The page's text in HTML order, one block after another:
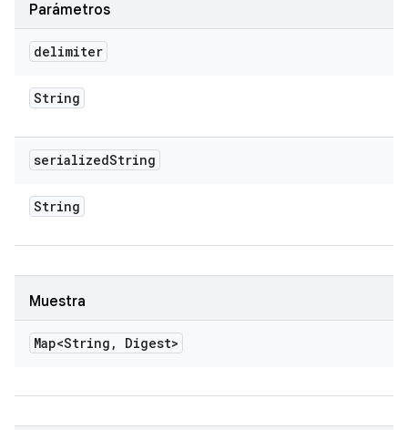
Parámetros
delimiter
String
serializedString
String
Muestra
Map<String , Digest>